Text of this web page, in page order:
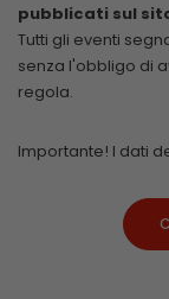
pubblicati sul
Tutti gli eventi
senza l'obbligo di
regola.
Importante! I dati